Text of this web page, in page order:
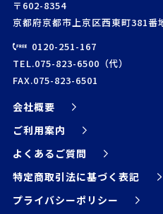
〒602-8354
京都府京都市上京区西東町381番
0120-251-167
TEL.075-823-6500（代）
FAX.075-823-6501
会社概要
ご利用案内
よくあるご質問
特定商取引法に基づく表記
プライバシーポリシー